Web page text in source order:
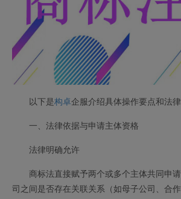
以下是构卓企服介绍具体操作要点和法律
一、法律依据与申请主体资格
法律明确允许
商标法直接赋予两个或多个主体共同申请
司之间是否存在关联关系（如母子公司、合